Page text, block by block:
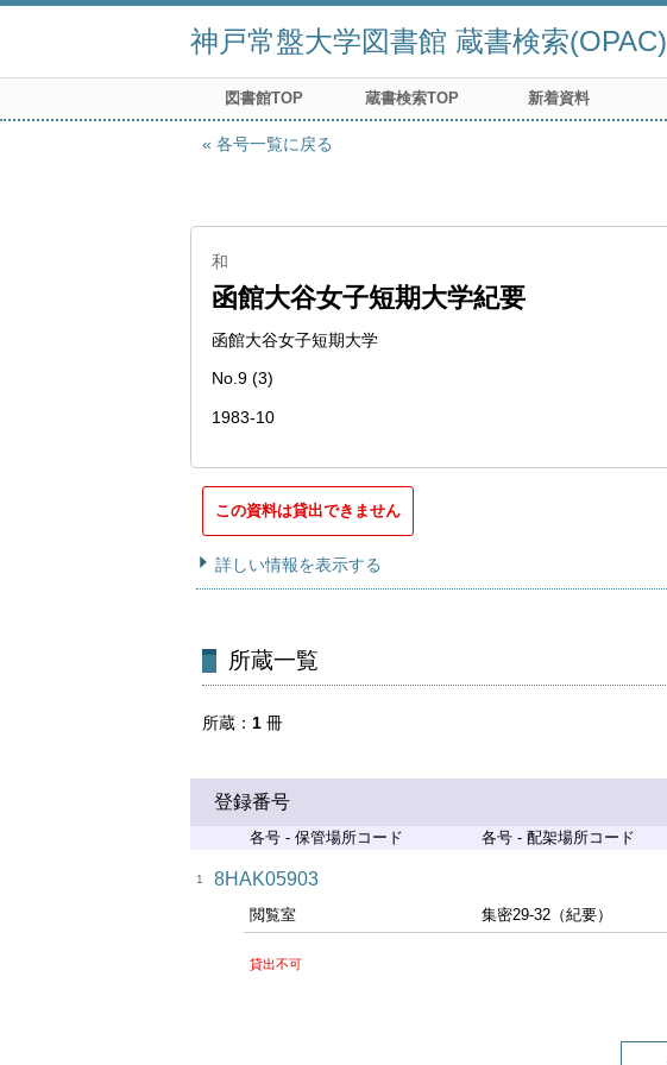
神戸常盤大学図書館 蔵書検索(OPAC)
図書館TOP 蔵書検索TOP 新着資料
各号一覧に戻る
和
函館大谷女子短期大学紀要
函館大谷女子短期大学
No.9 (3)
1983-10
この資料は貸出できません
詳しい情報を表示する
所蔵一覧
所蔵 1 冊
登録番号
各号 - 保管場所コード 各号 - 配架場所コード
1 8HAK05903
閲覧室 集密29-32（紀要）
貸出不可